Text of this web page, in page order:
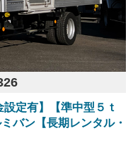
定有】【準中型５ｔ
バン【長期レンタル・